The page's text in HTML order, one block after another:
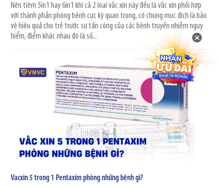
Nên tiêm 5in1 hay 6in1 khi cả 2 loại vắc xin này đều là vắc xin phối hợp
với thành phần phòng bệnh cực kỳ quan trọng, có chung mục đích là bảo
vệ hiệu quả cho trẻ trước sự tấn công của các bệnh truyền nhiễm nguy
hiểm, điểm khác nhau đó là số...
Vacxin 5 trong 1 Pentaxim phòng những bệnh gì?
×